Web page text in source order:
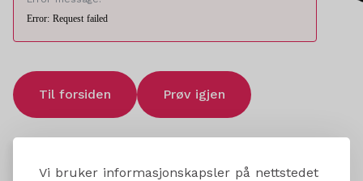
Vi bruker informasjonskapsler på nettstedet
Error: Request failed
Til forsiden Prøv igjen